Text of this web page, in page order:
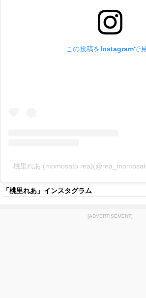
この投稿をInstagramで
桃里れあ (momosato
「桃里れあ」インスタグラム
[ADVERTISEMENT]